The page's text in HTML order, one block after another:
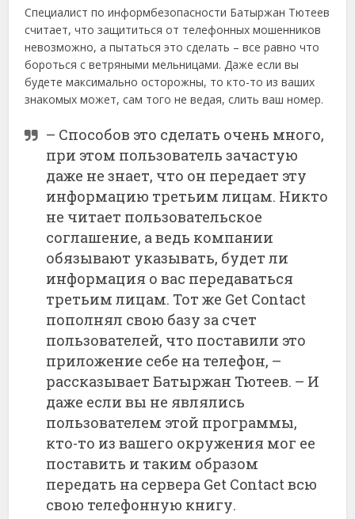
Специалист по информбезопасности Батыржан Тютеев
считает, что защититься от телефонных мошенников
невозможно, а пытаться это сделать – все равно что
бороться с ветряными мельницами. Даже если вы
будете максимально осторожны, то кто-то из ваших
знакомых может, сам того не ведая, слить ваш номер.
– Способов это сделать очень много,
при этом пользователь зачастую
даже не знает, что он передает эту
информацию третьим лицам. Никто
не читает пользовательское
соглашение, а ведь компании
обязывают указывать, будет ли
информация о вас передаваться
третьим лицам. Тот же Get Contact
пополнял свою базу за счет
пользователей, что поставили это
приложение себе на телефон, –
рассказывает Батыржан Тютеев. – И
даже если вы не являлись
пользователем этой программы,
кто-то из вашего окружения мог ее
поставить и таким образом
передать на сервера Get Contact всю
свою телефонную книгу.